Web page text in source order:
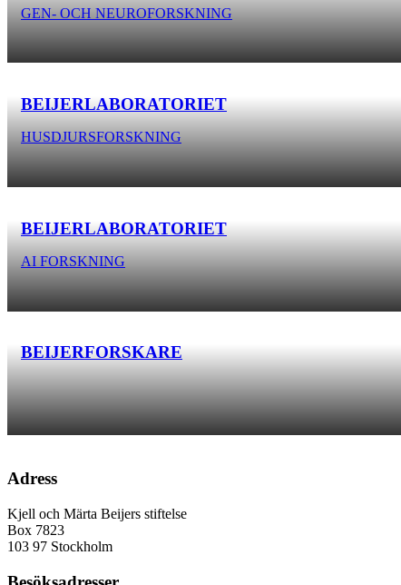
GEN- OCH NEUROFORSKNING
BEIJERLABORATORIET
HUSDJURSFORSKNING
BEIJERLABORATORIET
AI FORSKNING
BEIJERFORSKARE
Adress
Kjell och Märta Beijers stiftelse
Box 7823
103 97 Stockholm